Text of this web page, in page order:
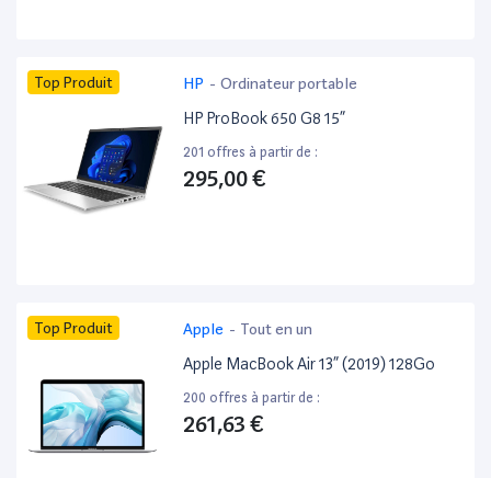
Top Produit HP - Ordinateur portable
HP ProBook 650 G8 15”
201 offres à partir de :
295,00 €
Top Produit Apple - Tout en un
Apple MacBook Air 13” (2019) 128Go
200 offres à partir de :
261,63 €